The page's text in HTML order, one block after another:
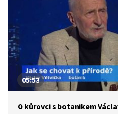
05:53
O kůrovci s botanikem